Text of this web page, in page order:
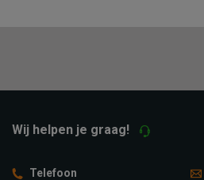
Wij helpen je graag!
Telefoon